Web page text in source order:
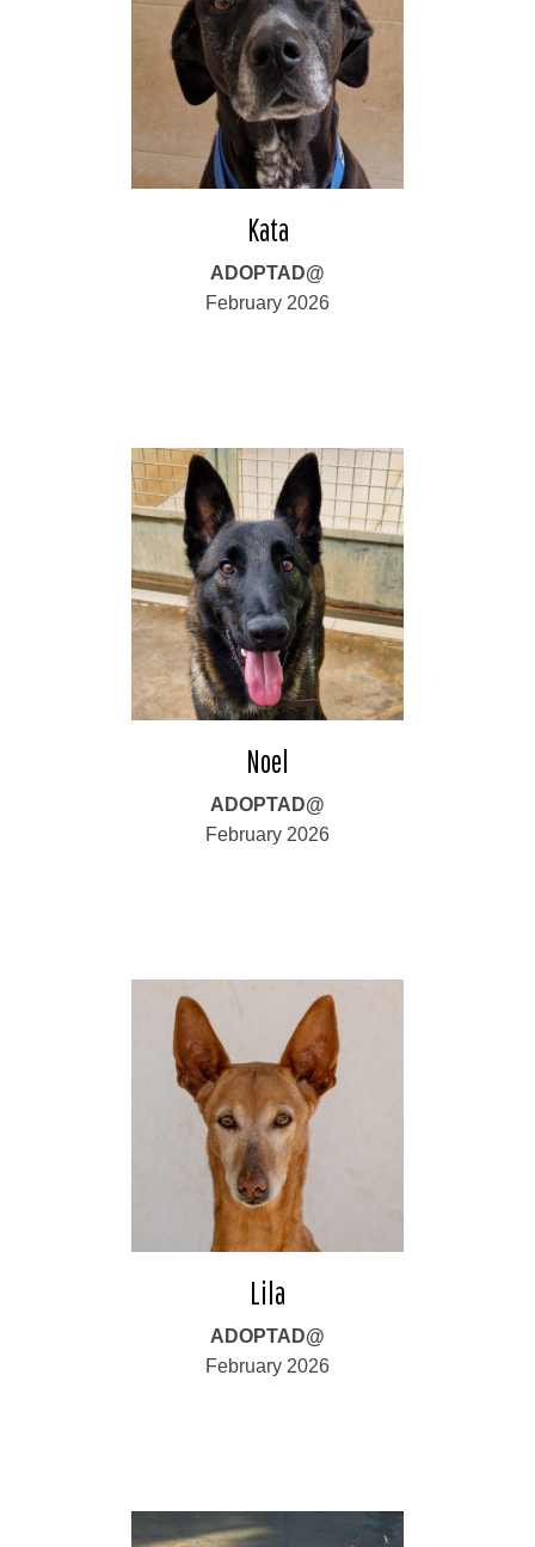
Kata
ADOPTAD@
February 2026
Noel
ADOPTAD@
February 2026
Lila
ADOPTAD@
February 2026